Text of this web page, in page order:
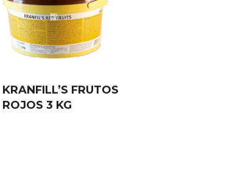
KRANFILL’S FRUTOS
ROJOS 3 KG